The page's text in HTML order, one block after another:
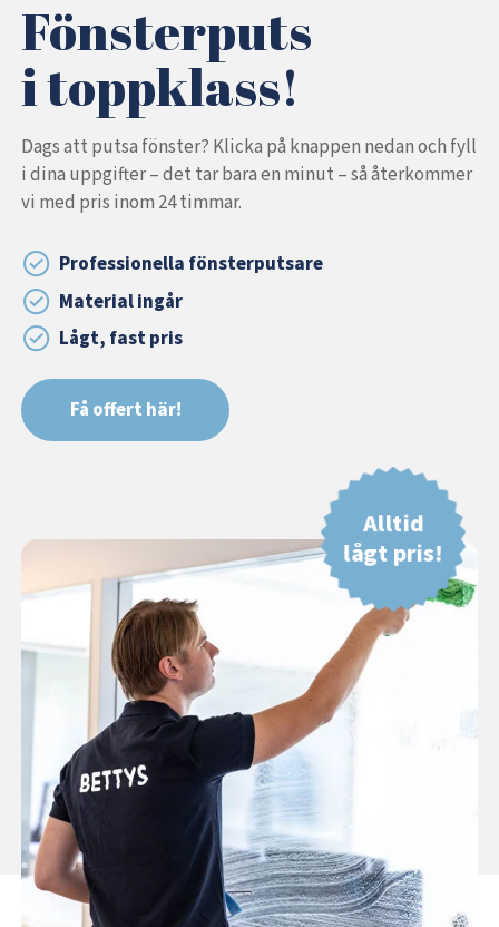
Fönsterputs
i toppklass!
Dags att putsa fönster? Klicka på knappen nedan och fyll
i dina uppgifter – det tar bara en minut – så återkommer
vi med pris inom 24 timmar.
Professionella fönsterputsare
Material ingår
Lågt, fast pris
Få offert här!
Alltid
lågt pris!